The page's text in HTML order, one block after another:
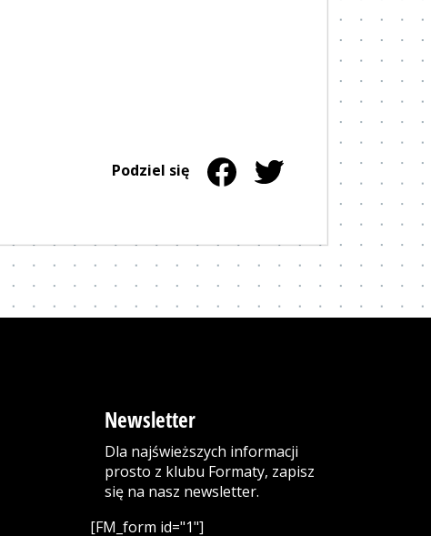
Podziel się Udostępnij na stronie Facebook
Strona otwiera się w nowym
Udostępnij na stronie
Strona otwiera się w
Newsletter
Dla najświeższych informacji
prosto z klubu Formaty, zapisz
się na nasz newsletter.
[FM_form id="1"]